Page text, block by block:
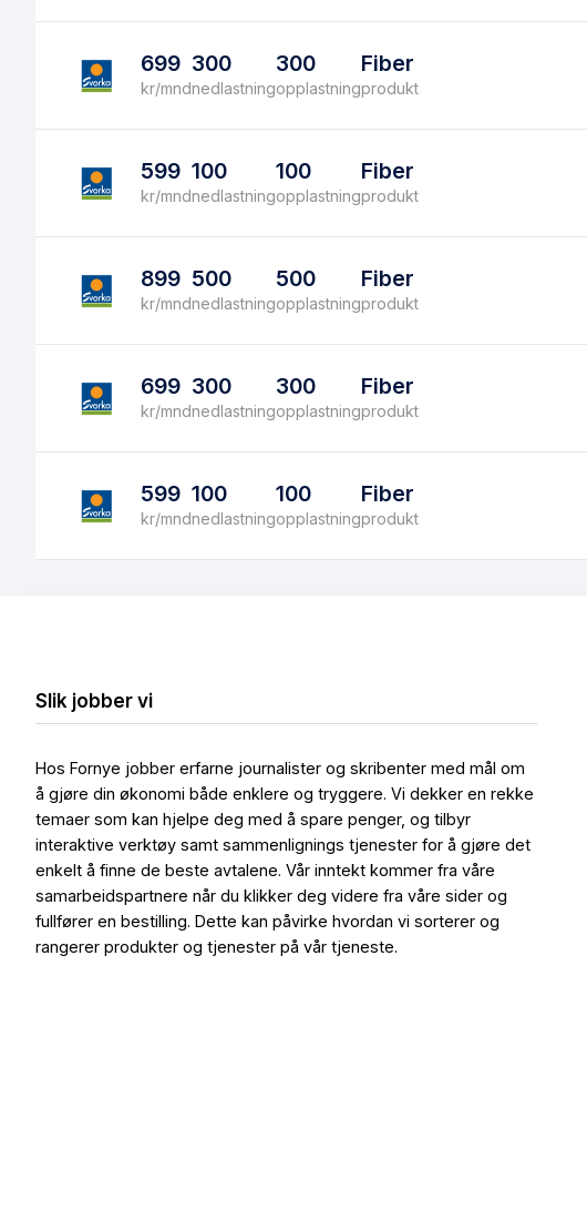
699
kr/mnd
300
nedlastning
300
opplastning
Fiber
produkt
599
kr/mnd
100
nedlastning
100
opplastning
Fiber
produkt
899
kr/mnd
500
nedlastning
500
opplastning
Fiber
produkt
699
kr/mnd
300
nedlastning
300
opplastning
Fiber
produkt
599
kr/mnd
100
nedlastning
100
opplastning
Fiber
produkt
Slik jobber vi
Hos Fornye jobber erfarne journalister og skribenter med mål om
å gjøre din økonomi både enklere og tryggere. Vi dekker en rekke
temaer som kan hjelpe deg med å spare penger, og tilbyr
interaktive verktøy samt sammenlignings tjenester for å gjøre det
enkelt å finne de beste avtalene. Vår inntekt kommer fra våre
samarbeidspartnere når du klikker deg videre fra våre sider og
fullfører en bestilling. Dette kan påvirke hvordan vi sorterer og
rangerer produkter og tjenester på vår tjeneste.